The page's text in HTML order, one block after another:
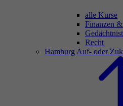
alle Kurse
Finanzen
Recht
Hamburg Auf- oder